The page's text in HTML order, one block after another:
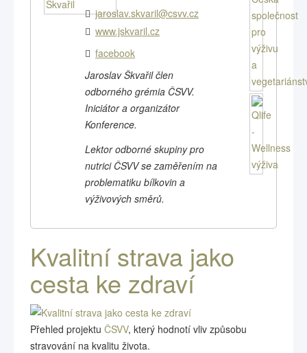
jaroslav.skvaril@csvv.cz
www.jskvaril.cz
facebook
Jaroslav Škvařil člen
odborného grémia ČSVV.
Iniciátor a organizátor
Konference.
Lektor odborné skupiny pro
nutrici ČSVV se zaměřením na
problematiku bílkovin a
výživových směrů.
Kvalitní strava jako
cesta ke zdraví
Přehled projektu ČSVV, který hodnotí vliv způsobu
stravování na kvalitu života.